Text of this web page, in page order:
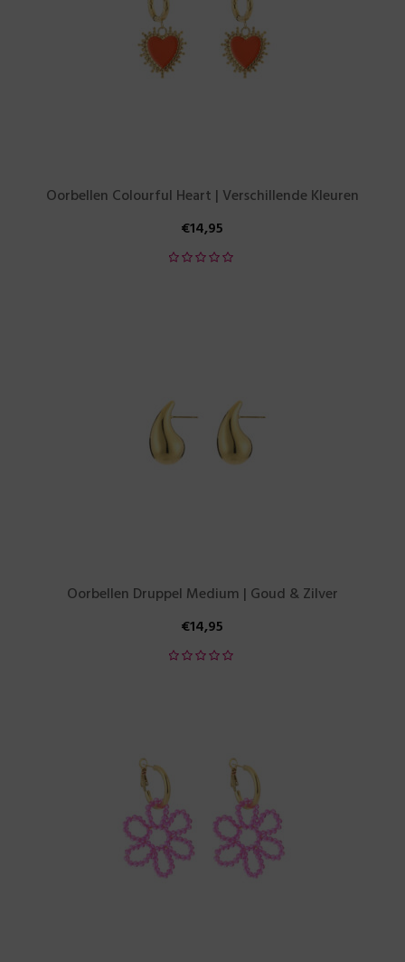
Oorbellen Colourful Heart | Verschillende Kleuren
€14,95
Oorbellen Druppel Medium | Goud & Zilver
€14,95